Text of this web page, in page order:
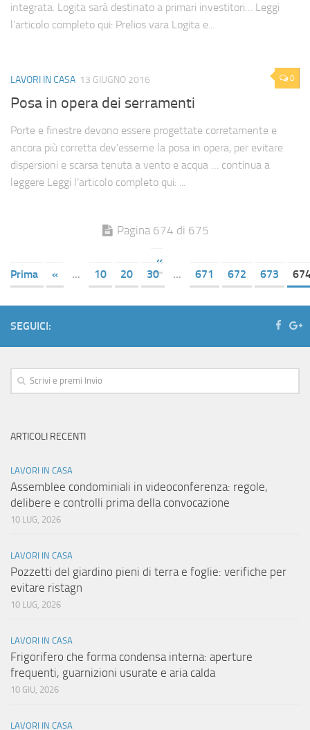
integrata. Logita sarà destinato a primari investitori… Leggi
l’articolo completo qui: Prelios vara Logita e...
0
LAVORI IN CASA 13 GIUGNO 2016
Posa in opera dei serramenti
Porte e finestre devono essere progettate corretamente e
ancora più corretta dev’esserne la posa in opera, per evitare
dispersioni e scarsa tenuta a vento e acqua … continua a
leggere Leggi l’articolo completo qui: ...
Pagina 674 di 675
«
Prima
« ... 10 20 30 ... 671 672 673
SEGUICI:
ARTICOLI RECENTI
LAVORI IN CASA
Assemblee condominiali in videoconferenza: regole,
delibere e controlli prima della convocazione
10 LUG, 2026
LAVORI IN CASA
Pozzetti del giardino pieni di terra e foglie: verifiche per
evitare ristagn
10 LUG, 2026
LAVORI IN CASA
Frigorifero che forma condensa interna: aperture
frequenti, guarnizioni usurate e aria calda
10 GIU, 2026
LAVORI IN CASA